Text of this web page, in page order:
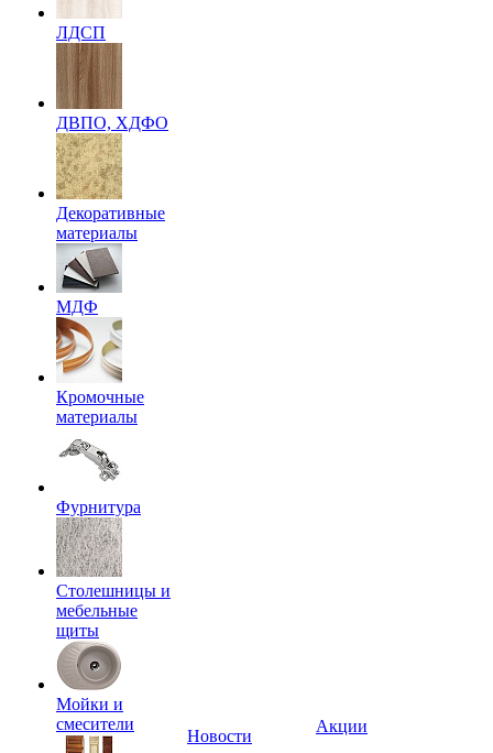
ЛДСП
ДВПО, ХДФО
Декоративные
материалы
МДФ
Кромочные
материалы
Фурнитура
Столешницы и
мебельные
щиты
Мойки и
смесители
Новости
Акции